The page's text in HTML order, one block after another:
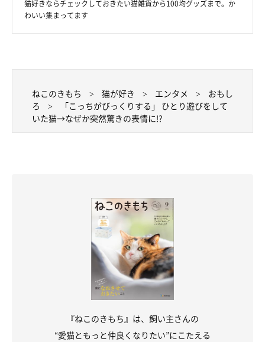
猫好きならチェックしておきたい猫雑貨から100均グッズまで。か
わいい集まってます
ねこのきもち 猫が好き エンタメ
おもし
ろ
「こっちがびっくりする」 ひとり遊びをして
いた猫→なぜか突然驚きの表情に!?
『ねこのきもち』は、飼い主さんの
“愛猫ともっと仲良くなりたい”にこたえる